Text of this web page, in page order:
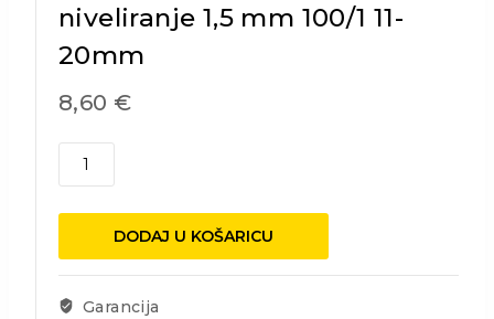
niveliranje 1,5 mm 100/1 11-
20mm
8,60 €
Rubi
1,5
mm
DODAJ U KOŠARICU
Garancija